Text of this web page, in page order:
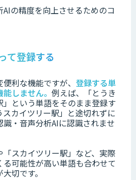
の精度を向上させるためのコ
て登録する
利な機能ですが、 登録する単
しません。 例えば、「とうき
」という単語をそのまま登録す
スカイツリー駅」と途切れずに
・音声分析AIに認識されませ
「スカイツリー駅」など、実際
る可能性が高い単語も合わせて
切です。